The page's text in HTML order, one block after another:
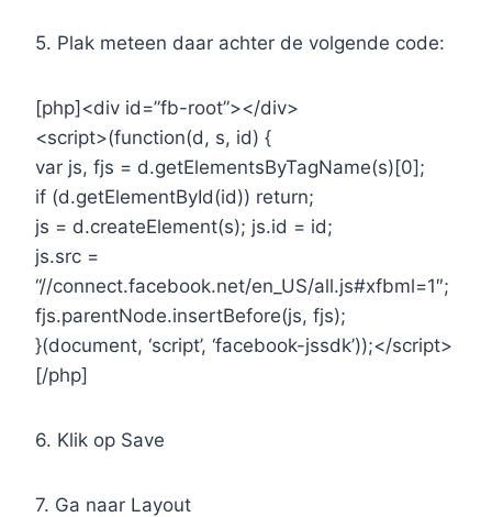
5. Plak meteen daar achter de volgende code:
[php]<div id=”fb-root”></div>
<script>(function(d, s, id) {
var js, fjs = d.getElementsByTagName(s)[0];
if (d.getElementById(id)) return;
js = d.createElement(s); js.id = id;
js.src =
“//connect.facebook.net/en_US/all.js#xfbml=1″;
fjs.parentNode.insertBefore(js, fjs);
}(document, ‘script’, ‘facebook-jssdk’));</script>
[/php]
6. Klik op Save
7. Ga naar Layout